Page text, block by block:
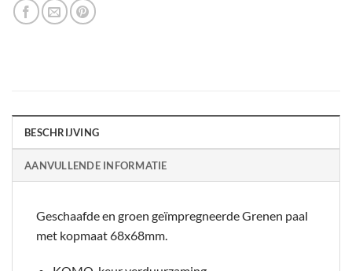
BESCHRIJVING
AANVULLENDE INFORMATIE
Geschaafde en groen geïmpregneerde Grenen paal
met kopmaat 68x68mm.